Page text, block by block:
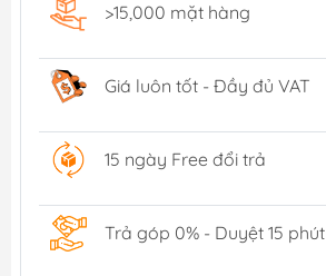
>15,000 mặt hàng
Giá luôn tốt - Đầy đủ VAT
15 ngày Free đổi trả
Trả góp 0% - Duyệt 15 phút